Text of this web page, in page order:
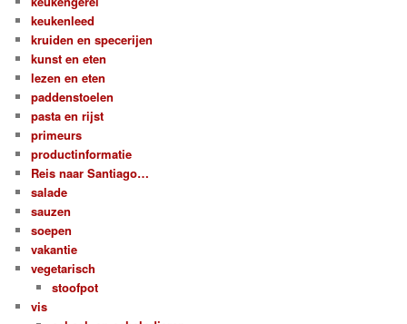
keukenleed
kruiden en specerijen
kunst en eten
lezen en eten
paddenstoelen
pasta en rijst
primeurs
productinformatie
Reis naar Santiago…
salade
sauzen
soepen
vakantie
vegetarisch
stoofpot
vis